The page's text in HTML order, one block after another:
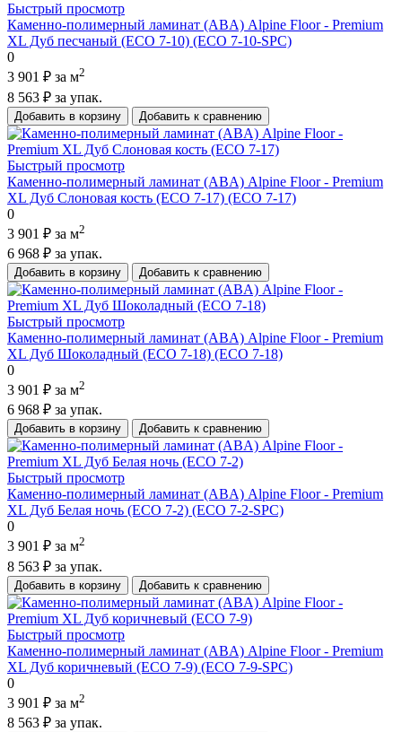
Быстрый просмотр
Каменно-полимерный ламинат (ABA) Alpine Floor - Premium
XL Дуб песчаный (ECO 7-10) (ECO 7-10-SPC)
0
3 901 ₽ за м2
8 563 ₽ за упак.
Добавить в корзину Добавить к сравнению
Быстрый просмотр
Каменно-полимерный ламинат (ABA) Alpine Floor - Premium
XL Дуб Слоновая кость (ECO 7-17) (ECO 7-17)
0
3 901 ₽ за м2
6 968 ₽ за упак.
Добавить в корзину Добавить к сравнению
Быстрый просмотр
Каменно-полимерный ламинат (ABA) Alpine Floor - Premium
XL Дуб Шоколадный (ECO 7-18) (ECO 7-18)
0
3 901 ₽ за м2
6 968 ₽ за упак.
Добавить в корзину Добавить к сравнению
Быстрый просмотр
Каменно-полимерный ламинат (ABA) Alpine Floor - Premium
XL Дуб Белая ночь (ECO 7-2) (ECO 7-2-SPC)
0
3 901 ₽ за м2
8 563 ₽ за упак.
Добавить в корзину Добавить к сравнению
Быстрый просмотр
Каменно-полимерный ламинат (ABA) Alpine Floor - Premium
XL Дуб коричневый (ECO 7-9) (ECO 7-9-SPC)
0
3 901 ₽ за м2
8 563 ₽ за упак.